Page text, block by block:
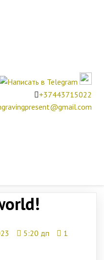
+37443715022
5:20 дп 1